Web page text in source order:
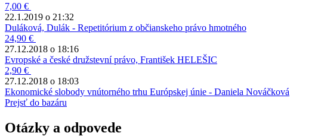
7,00 €
22.1.2019 o 21:32
Duláková, Dulák - Repetitórium z občianskeho právo hmotného
24,90 €
27.12.2018 o 18:16
Evropské a české družstevní právo, František HELEŠIC
2,90 €
27.12.2018 o 18:03
Ekonomické slobody vnútorného trhu Európskej únie - Daniela Nováčková
Prejsť do bazáru
Otázky a odpovede